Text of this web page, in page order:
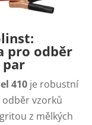
pro odběr
410 je robustní
vzorků
z mělkých